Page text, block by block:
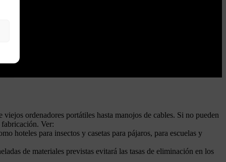
ordenadores portátiles hasta manojos de cables. Si no pueden
Ver:
hoteles para insectos y casetas para pájaros, para escuelas y
de materiales previstas evitará las tasas de eliminación en los